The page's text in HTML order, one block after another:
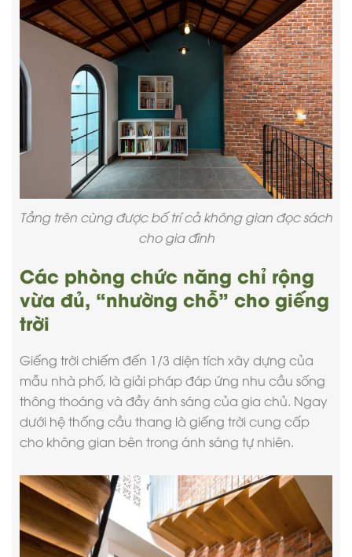
Tầng trên cùng được bố trí cả không gian đọc sách
cho gia đình
Các phòng chức năng chỉ rộng
vừa đủ, “nhường chỗ” cho giếng
trời
Giếng trời chiếm đến 1/3 diện tích xây dựng của
mẫu nhà phố, là giải pháp đáp ứng nhu cầu sống
thông thoáng và đầy ánh sáng của gia chủ. Ngay
dưới hệ thống cầu thang là giếng trời cung cấp
cho không gian bên trong ánh sáng tự nhiên.